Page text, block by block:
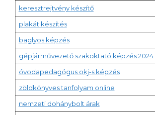
keresztrejtvény készítő
plakát készítés
baglyos képzés
gépjárművezető szakoktató képzés 2024
óvodapedagógus okj-s képzés
zöldkönyves tanfolyam online
nemzeti dohánybolt árak